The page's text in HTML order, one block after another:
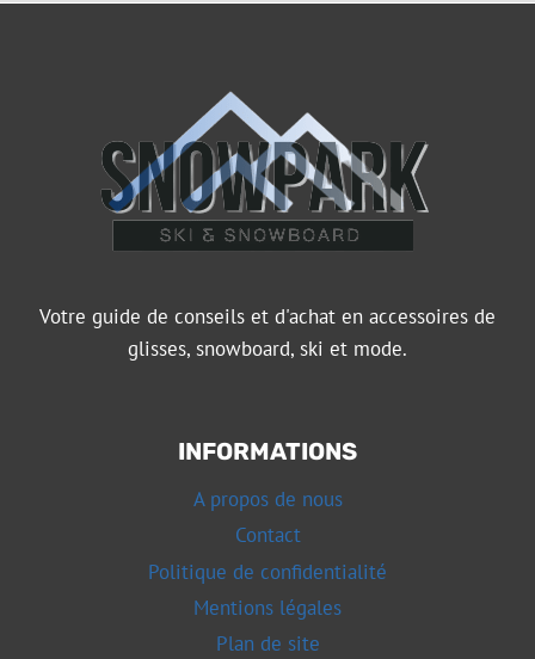
Votre guide de conseils et d'achat en accessoires de
glisses, snowboard, ski et mode.
INFORMATIONS
A propos de nous
Contact
Politique de confidentialité
Mentions légales
Plan de site